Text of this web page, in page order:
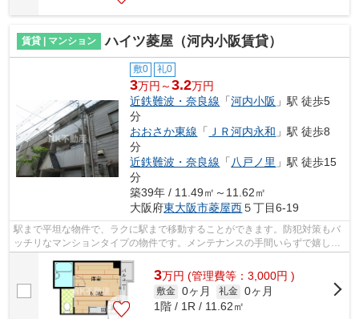
賃貸 | マンション ハイツ菱屋（河内小阪賃貸）
敷0 礼0
3万円～3.2万円
近鉄難波・奈良線 「河内小阪 」駅 徒歩5
分
おおさか東線 「 ＪＲ河内永和 」駅 徒歩8
分
近鉄難波・奈良線 「 八戸ノ里 」駅 徒歩15
分
築39年 / 11.49㎡～11.62㎡
大阪府東大阪市菱屋西５丁目6-19
駅まで平坦な物件で、ラクに駅まで移動することができます。防犯対策もバ
ッチリなマンションタイプの物件です。メンテナンスの手間いらずで嬉し
い、外観タイル張りを採用しております...
3万円 (管理費等：3,000円 )
敷金 0ヶ月 礼金 0ヶ月
1階 / 1R / 11.62㎡